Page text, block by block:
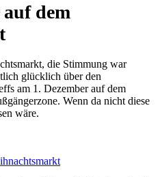
dem
die Stimmung war
glücklich über den
am 1. Dezember auf dem
Wenn da nicht diese
wäre.